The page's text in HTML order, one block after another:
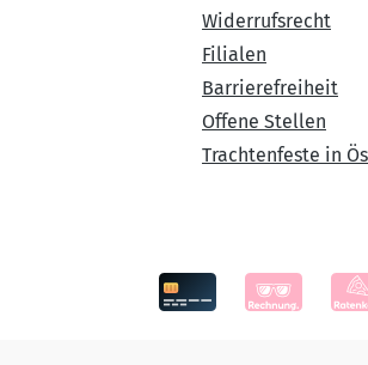
Widerrufsrecht
Filialen
Barrierefreiheit
Offene Stellen
Trachtenfeste in